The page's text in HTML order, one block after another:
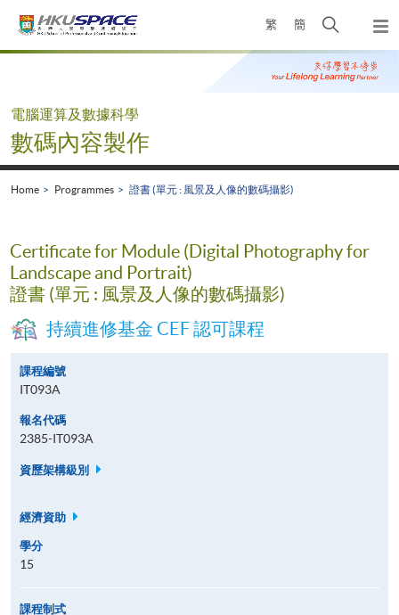
繁 簡
Open
search
panel
Main
電腦運算及數據科學
數碼內容製作
Home Programmes 證書 (單元 : 風景及人像的數碼攝影)
Certificate for Module (Digital Photography for
Landscape and Portrait)
證書 (單元 : 風景及人像的數碼攝影)
持續進修基金 CEF 認可課程
課程編號
IT093A
報名代碼
2385-IT093A
資歷架構級別
經濟資助
學分
15
課程制式